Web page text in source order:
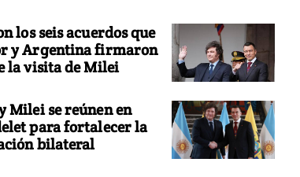
los seis acuerdos que
y Argentina firmaron
la visita de Milei
Milei se reúnen en
para fortalecer la
bilateral